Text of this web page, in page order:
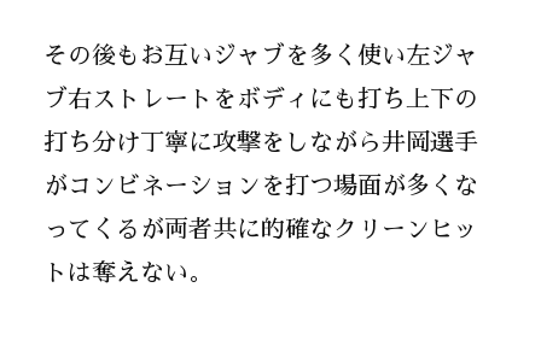
その後もお互いジャブを多く使い左ジャ
ブ右ストレートをボディにも打ち上下の
打ち分け丁寧に攻撃をしながら井岡選手
がコンビネーションを打つ場面が多くな
ってくるが両者共に的確なクリーンヒッ
トは奪えない。